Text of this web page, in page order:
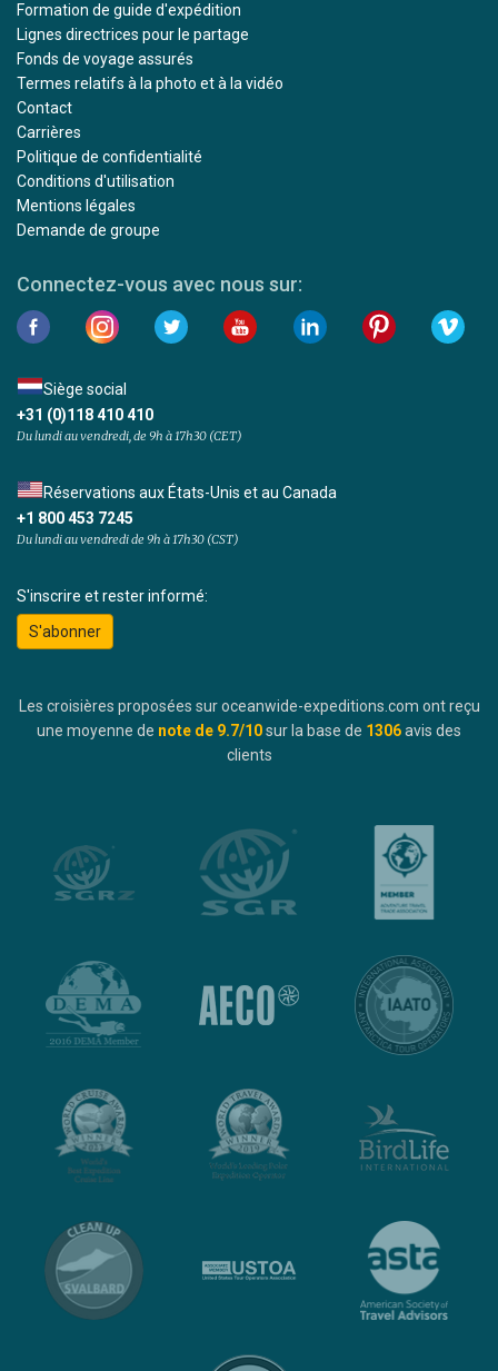
Formation de guide d'expédition
Lignes directrices pour le partage
Fonds de voyage assurés
Termes relatifs à la photo et à la vidéo
Contact
Carrières
Politique de confidentialité
Conditions d'utilisation
Mentions légales
Demande de groupe
Connectez-vous avec nous sur:
Siège social
+31 (0)118 410 410
Du lundi au vendredi, de 9h à 17h30 (CET)
Réservations aux États-Unis et au Canada
+1 800 453 7245
Du lundi au vendredi de 9h à 17h30 (CST)
S'inscrire et rester informé:
S'abonner
Les croisières proposées sur oceanwide-expeditions.com ont reçu
une moyenne de note de 9.7/10sur la base de 1306avis des
clients